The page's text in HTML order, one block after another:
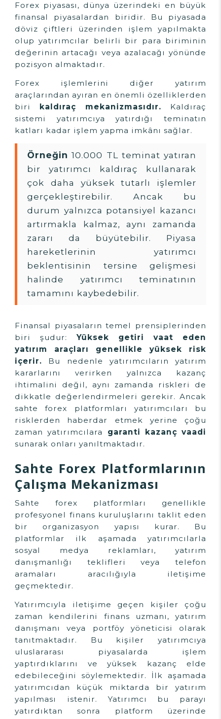
Forex piyasası, dünya üzerindeki en büyük
finansal piyasalardan biridir. Bu piyasada
döviz çiftleri üzerinden işlem yapılmakta
olup yatırımcılar belirli bir para biriminin
değerinin artacağı veya azalacağı yönünde
pozisyon almaktadır.
Forex işlemlerini diğer yatırım
araçlarından ayıran en önemli özelliklerden
biri kaldıraç mekanizmasıdır. Kaldıraç
sistemi yatırımcıya yatırdığı teminatın
katları kadar işlem yapma imkânı sağlar.
Örneğin 10.000 TL teminat yatıran
bir yatırımcı kaldıraç kullanarak
çok daha yüksek tutarlı işlemler
gerçekleştirebilir. Ancak bu
durum yalnızca potansiyel kazancı
artırmakla kalmaz, aynı zamanda
zararı da büyütebilir. Piyasa
hareketlerinin yatırımcı
beklentisinin tersine gelişmesi
halinde yatırımcı teminatının
tamamını kaybedebilir.
Finansal piyasaların temel prensiplerinden
biri şudur: Yüksek getiri vaat eden
yatırım araçları genellikle yüksek risk
içerir. Bu nedenle yatırımcıların yatırım
kararlarını verirken yalnızca kazanç
ihtimalini değil, aynı zamanda riskleri de
dikkatle değerlendirmeleri gerekir. Ancak
sahte forex platformları yatırımcıları bu
risklerden haberdar etmek yerine çoğu
zaman yatırımcılara garanti kazanç vaadi
sunarak onları yanıltmaktadır.
Sahte Forex Platformlarının
Çalışma Mekanizması
Sahte forex platformları genellikle
profesyonel finans kuruluşlarını taklit eden
bir organizasyon yapısı kurar. Bu
platformlar ilk aşamada yatırımcılarla
sosyal medya reklamları, yatırım
danışmanlığı teklifleri veya telefon
aramaları aracılığıyla iletişime
geçmektedir.
Yatırımcıyla iletişime geçen kişiler çoğu
zaman kendilerini finans uzmanı, yatırım
danışmanı veya portföy yöneticisi olarak
tanıtmaktadır. Bu kişiler yatırımcıya
uluslararası piyasalarda işlem
yaptırdıklarını ve yüksek kazanç elde
edebileceğini söylemektedir. İlk aşamada
yatırımcıdan küçük miktarda bir yatırım
yapılması istenir. Yatırımcı bu parayı
yatırdıktan sonra platform üzerinde